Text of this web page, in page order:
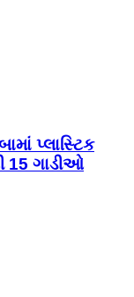
પ્લાસ્ટિક
15 ગાડીઓ